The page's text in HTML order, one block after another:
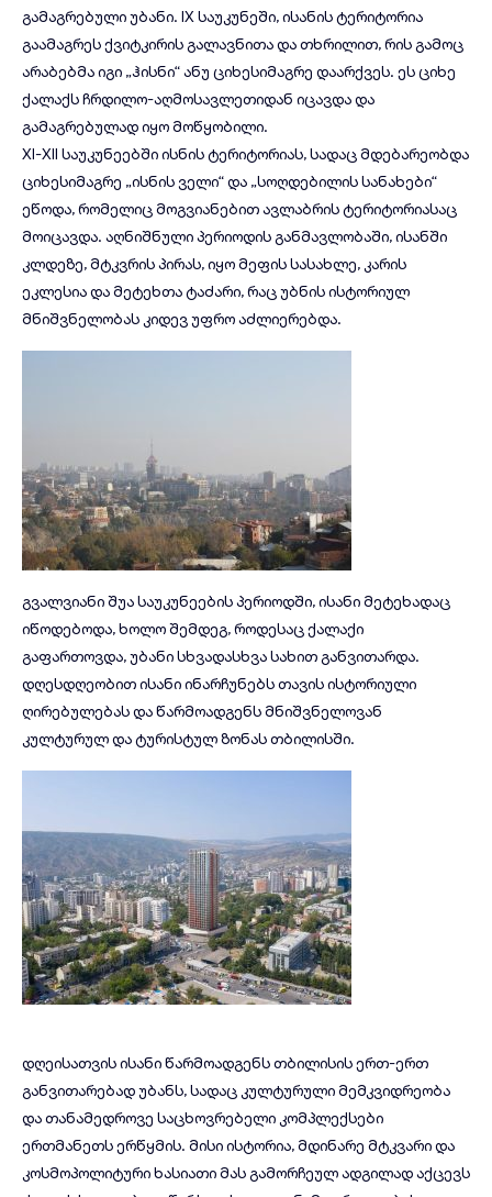
გამაგრებული უბანი. IX საუკუნეში, ისანის ტერიტორია
გაამაგრეს ქვიტკირის გალავნითა და თხრილით, რის გამოც
არაბებმა იგი „ჰისნი“ ანუ ციხესიმაგრე დაარქვეს. ეს ციხე
ქალაქს ჩრდილო-აღმოსავლეთიდან იცავდა და
გამაგრებულად იყო მოწყობილი.
XI-XII საუკუნეებში ისნის ტერიტორიას, სადაც მდებარეობდა
ციხესიმაგრე „ისნის ველი“ და „სოღდებილის სანახები“
ეწოდა, რომელიც მოგვიანებით ავლაბრის ტერიტორიასაც
მოიცავდა. აღნიშნული პერიოდის განმავლობაში, ისანში
კლდეზე, მტკვრის პირას, იყო მეფის სასახლე, კარის
ეკლესია და მეტეხთა ტაძარი, რაც უბნის ისტორიულ
მნიშვნელობას კიდევ უფრო აძლიერებდა.
გვალვიანი შუა საუკუნეების პერიოდში, ისანი მეტეხადაც
იწოდებოდა, ხოლო შემდეგ, როდესაც ქალაქი
გაფართოვდა, უბანი სხვადასხვა სახით განვითარდა.
დღესდღეობით ისანი ინარჩუნებს თავის ისტორიული
ღირებულებას და წარმოადგენს მნიშვნელოვან
კულტურულ და ტურისტულ ზონას თბილისში.
დღეისათვის ისანი წარმოადგენს თბილისის ერთ-ერთ
განვითარებად უბანს, სადაც კულტურული მემკვიდრეობა
და თანამედროვე საცხოვრებელი კომპლექსები
ერთმანეთს ერწყმის. მისი ისტორია, მდინარე მტკვარი და
კოსმოპოლიტური ხასიათი მას გამორჩეულ ადგილად აქცევს